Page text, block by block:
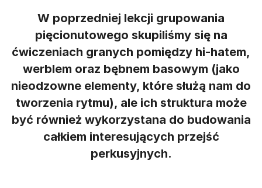
W poprzedniej lekcji grupowania
pięcionutowego skupiliśmy się na
ćwiczeniach granych pomiędzy hi-hatem,
werblem oraz bębnem basowym (jako
nieodzowne elementy, które służą nam do
tworzenia rytmu), ale ich struktura może
być również wykorzystana do budowania
całkiem interesujących przejść
perkusyjnych.